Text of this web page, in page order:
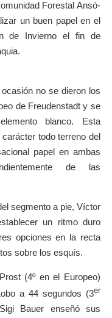
Forestal Ansó-
un buen papel en el
de Invierno el fin de
no se dieron los
de Freudenstadt y se
blanco. Esta
todo terreno del
papel en ambas
de las
segmento a pie, Víctor
un ritmo duro
opciones en la recta
sobre los esquís.
(4º en el Europeo)
a 44 segundos (3er
Bauer enseñó sus